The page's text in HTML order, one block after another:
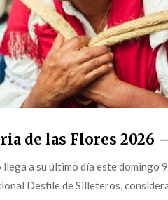
de las Flores 2026
a su último día este domingo
Desfile de Silleteros,